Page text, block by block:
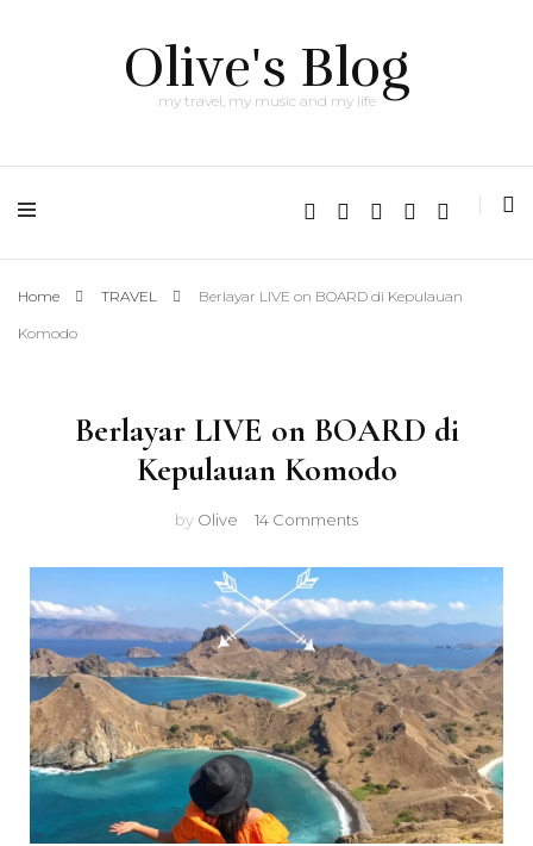
Olive's Blog
my travel, my music and my life
Home TRAVEL Berlayar LIVE on BOARD di Kepulauan
Komodo
Berlayar LIVE on BOARD di
Kepulauan Komodo
by Olive 14 Commentson
LIVE
BOARD
Kepulauan
Komodo